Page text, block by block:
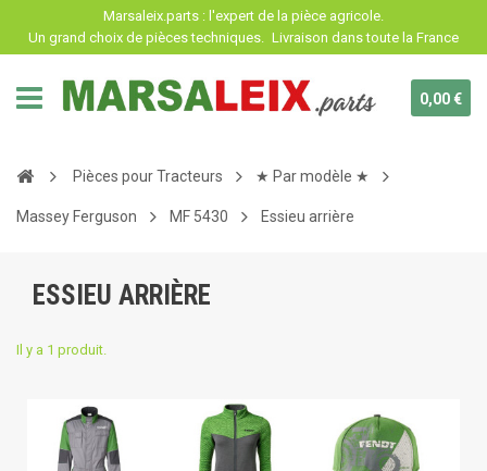
Marsaleix.parts : l'expert de la pièce agricole.
Un grand choix de pièces techniques. Livraison dans toute la France
0,00 €
Pièces pour Tracteurs ★ Par modèle ★
Massey Ferguson MF 5430 Essieu arrière
ESSIEU ARRIÈRE
Il y a 1 produit.
Panneau de gestion des cookies